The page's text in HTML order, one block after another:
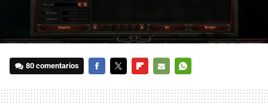
80 comentarios
MAIL